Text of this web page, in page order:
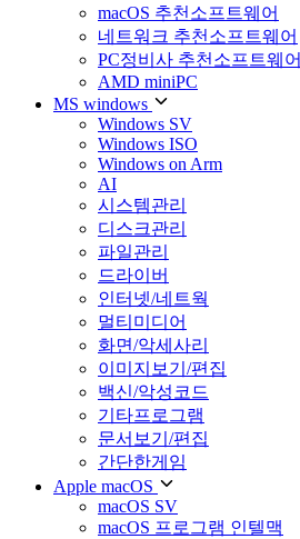
macOS 추천소프트웨어
네트워크 추천소프트웨어
PC정비사 추천소프트웨어
AMD miniPC
MS windows
Windows SV
Windows ISO
Windows on Arm
AI
시스템관리
디스크관리
파일관리
드라이버
인터넷/네트웍
멀티미디어
화면/악세사리
이미지보기/편집
백신/악성코드
기타프로그램
문서보기/편집
간단한게임
Apple macOS
macOS SV
macOS 프로그램 인텔맥